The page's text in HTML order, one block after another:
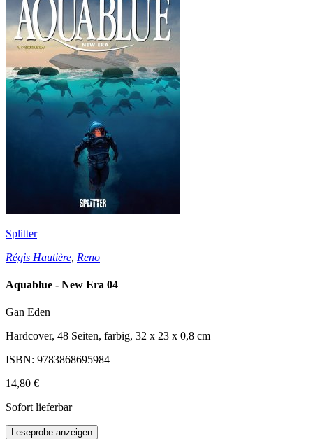
Splitter
Régis Hautière Reno
Aquablue - New Era 04
Gan Eden
Hardcover, 48 Seiten, farbig, 32 x 23 x 0,8 cm
ISBN: 9783868695984
14,80 €
Sofort lieferbar
Leseprobe anzeigen